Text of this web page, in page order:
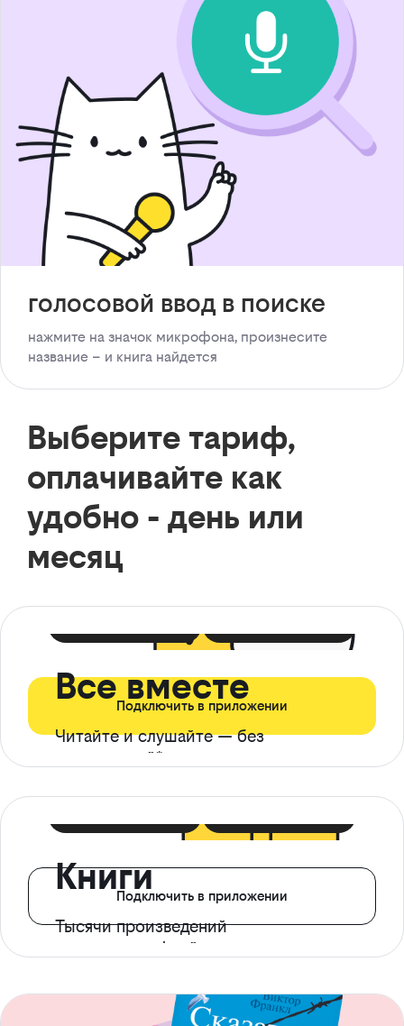
голосовой ввод в поиске
нажмите на значок микрофона, произнесите
название – и книга найдется
Выберите тариф,
оплачивайте как
удобно - день или
месяц
Все вместе
Читайте и слушайте — без
ограничений*
Подключить в приложении
Книги
Тысячи произведений
с доступом офлайн
Подключить в приложении